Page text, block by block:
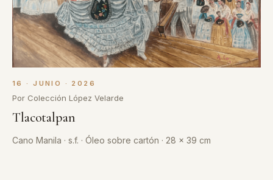
16 · JUNIO · 2026
Por Colección López Velarde
Tlacotalpan
Cano Manila · s.f. · Óleo sobre cartón · 28 x 39 cm